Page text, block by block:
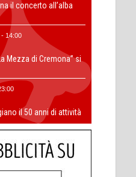
il concerto all’alba
- 14:00
Mezza di Cremona” si
il 50 anni di attività